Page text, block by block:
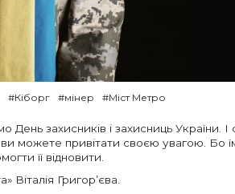
#Кіборг #мінер #Міст Метро
День захисників і захисниць України.
ви можете привітати своєю увагою. Бо
її відновити.
Віталія Григор’єва.